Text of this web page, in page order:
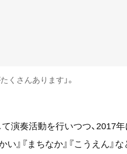
くさんあります」。
演奏活動を行いつつ、2017
い』『まちなか』『こうえん